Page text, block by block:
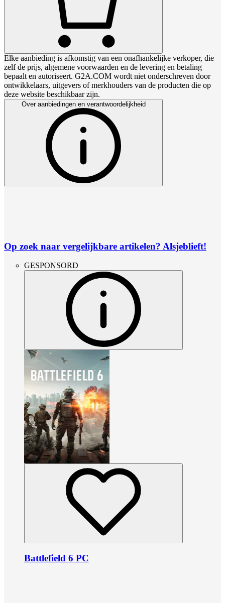
Elke aanbieding is afkomstig van een onafhankelijke verkoper, die
zelf de prijs, algemene voorwaarden en de levering en betaling
bepaalt en autoriseert. G2A.COM wordt niet onderschreven door
ontwikkelaars, uitgevers of merkhouders van de producten die op
deze website beschikbaar zijn.
Over aanbiedingen en verantwoordelijkheid
Op zoek naar vergelijkbare artikelen? Alsjeblieft!
GESPONSORD
Battlefield 6 PC